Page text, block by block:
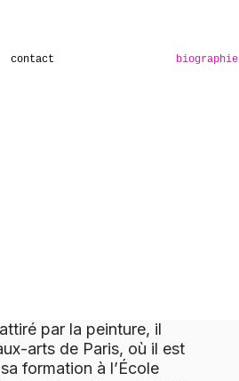
contact biographie
par la peinture, il
arts de Paris, où il est
formation à l’École